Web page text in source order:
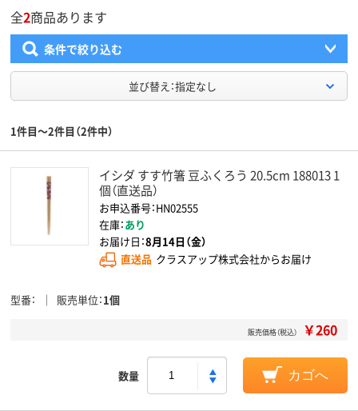
全2商品あります
条件で絞り込む
並び替え：指定なし
1件目～2件目（2件中）
イシダ すす竹箸 豆ふくろう 20.5cm 188013 1
個（直送品）
お申込番号：HN02555
在庫：あり
お届け日：8月14日（金）
直送品 クラスアップ株式会社からお届け
型番 販売単位 1個
販売価格（税込） ￥260
数量 カゴへ